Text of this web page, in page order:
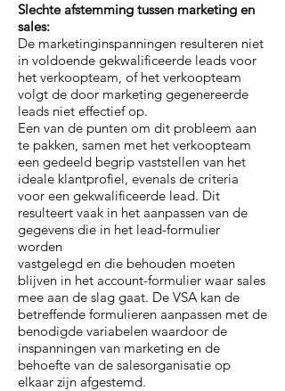
Slechte afstemming tussen marketing en
sales:
De marketinginspanningen resulteren niet
in voldoende gekwalificeerde leads voor
het verkoopteam, of het verkoopteam
volgt de door marketing gegenereerde
leads niet effectief op.
Een van de punten om dit probleem aan
te pakken, samen met het verkoopteam
een gedeeld begrip vaststellen van het
ideale klantprofiel, evenals de criteria
voor een gekwalificeerde lead. Dit
resulteert vaak in het aanpassen van de
gegevens die in het lead-formulier
worden
vastgelegd en die behouden moeten
blijven in het account-formulier waar sales
mee aan de slag gaat. De VSA kan de
betreffende formulieren aanpassen met de
benodigde variabelen waardoor de
inspanningen van marketing en de
behoefte van de salesorganisatie op
elkaar zijn afgestemd.